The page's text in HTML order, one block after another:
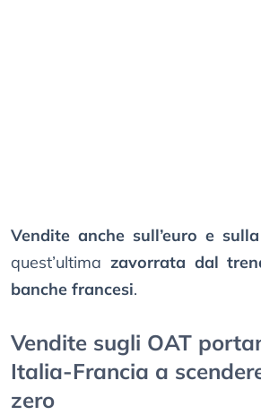
Vendite anche sull’euro e
quest’ultima zavorrata dal
banche francesi.
Vendite sugli OAT
Italia-Francia a
zero